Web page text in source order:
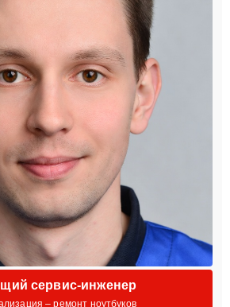
сервис-инженер
– ремонт ноутбуков